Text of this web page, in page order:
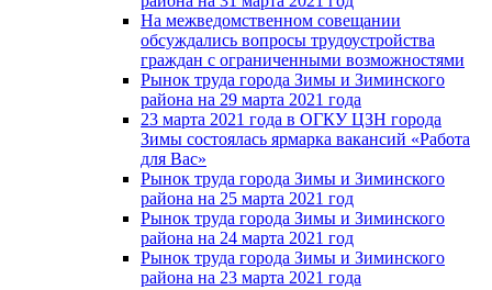
На межведомственном совещании
обсуждались вопросы трудоустройства
граждан с ограниченными возможностями
Рынок труда города Зимы и Зиминского
района на 29 марта 2021 года
23 марта 2021 года в ОГКУ ЦЗН города
Зимы состоялась ярмарка вакансий «Работа
для Вас»
Рынок труда города Зимы и Зиминского
района на 25 марта 2021 год
Рынок труда города Зимы и Зиминского
района на 24 марта 2021 год
Рынок труда города Зимы и Зиминского
района на 23 марта 2021 года